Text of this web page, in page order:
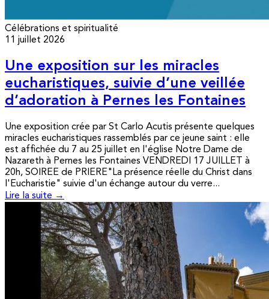
Célébrations et spiritualité
11 juillet 2026
Une exposition sur les miracles
eucharistiques, suivie d’une veillée
d’adoration à Pernes les Fontaines
Une exposition crée par St Carlo Acutis présente quelques
miracles eucharistiques rassemblés par ce jeune saint : elle
est affichée du 7 au 25 juillet en l'église Notre Dame de
Nazareth à Pernes les Fontaines VENDREDI 17 JUILLET à
20h, SOIREE de PRIERE"La présence réelle du Christ dans
l'Eucharistie" suivie d'un échange autour du verre...
Lire la suite →